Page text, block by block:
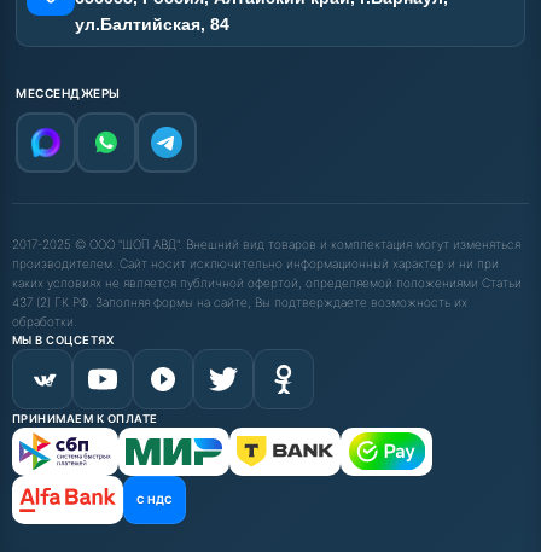
ул.Балтийская, 84
МЕССЕНДЖЕРЫ
2017-2025 © ООО "ШОП АВД". Внешний вид товаров и комплектация могут изменяться
производителем. Сайт носит исключительно информационный характер и ни при
каких условиях не является публичной офертой, определяемой положениями Статьи
437 (2) ГК РФ. Заполняя формы на сайте, Вы подтверждаете возможность их
обработки.
МЫ В СОЦСЕТЯХ
ПРИНИМАЕМ К ОПЛАТЕ
С НДС